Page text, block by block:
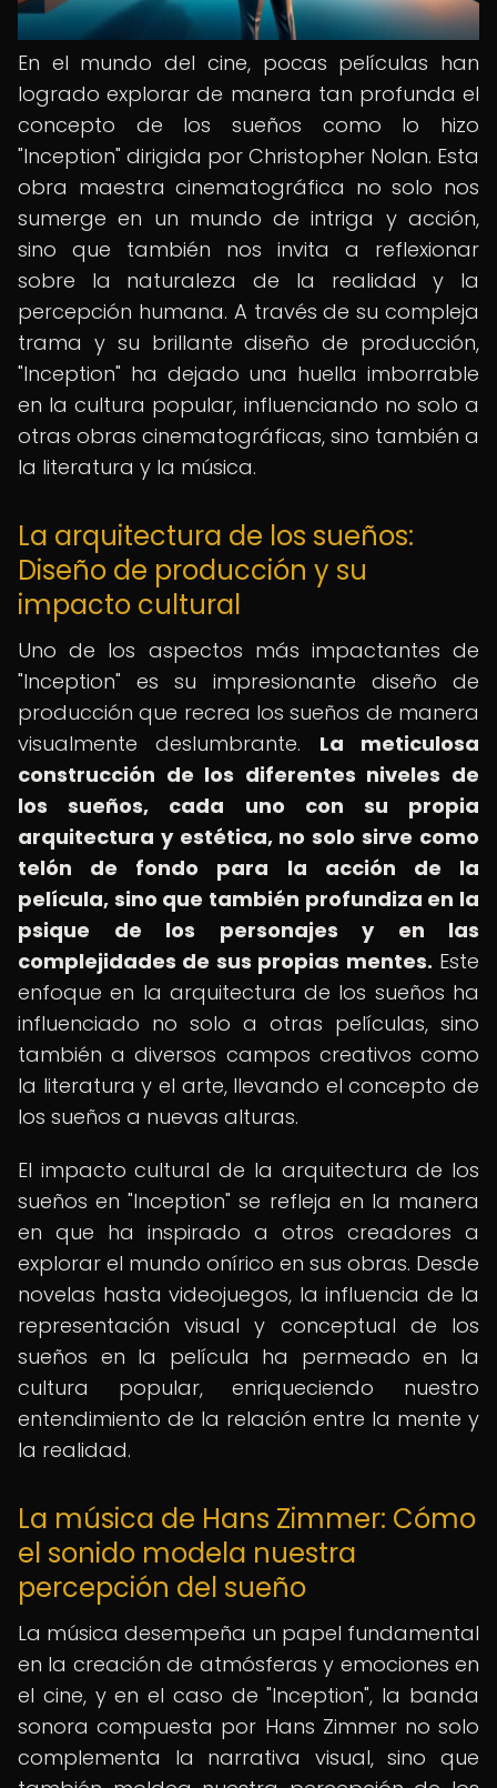
En el mundo del cine, pocas películas han
logrado explorar de manera tan profunda el
concepto de los sueños como lo hizo
"Inception" dirigida por Christopher Nolan. Esta
obra maestra cinematográfica no solo nos
sumerge en un mundo de intriga y acción,
sino que también nos invita a reflexionar
sobre la naturaleza de la realidad y la
percepción humana. A través de su compleja
trama y su brillante diseño de producción,
"Inception" ha dejado una huella imborrable
en la cultura popular, influenciando no solo a
otras obras cinematográficas, sino también a
la literatura y la música.
La arquitectura de los sueños:
Diseño de producción y su
impacto cultural
Uno de los aspectos más impactantes de
"Inception" es su impresionante diseño de
producción que recrea los sueños de manera
visualmente deslumbrante. La meticulosa
construcción de los diferentes niveles de
los sueños, cada uno con su propia
arquitectura y estética, no solo sirve como
telón de fondo para la acción de la
película, sino que también profundiza en la
psique de los personajes y en las
complejidades de sus propias mentes. Este
enfoque en la arquitectura de los sueños ha
influenciado no solo a otras películas, sino
también a diversos campos creativos como
la literatura y el arte, llevando el concepto de
los sueños a nuevas alturas.
El impacto cultural de la arquitectura de los
sueños en "Inception" se refleja en la manera
en que ha inspirado a otros creadores a
explorar el mundo onírico en sus obras. Desde
novelas hasta videojuegos, la influencia de la
representación visual y conceptual de los
sueños en la película ha permeado en la
cultura popular, enriqueciendo nuestro
entendimiento de la relación entre la mente y
la realidad.
La música de Hans Zimmer: Cómo
el sonido modela nuestra
percepción del sueño
La música desempeña un papel fundamental
en la creación de atmósferas y emociones en
el cine, y en el caso de "Inception", la banda
sonora compuesta por Hans Zimmer no solo
complementa la narrativa visual, sino que